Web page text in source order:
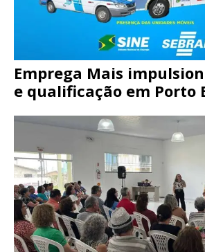
Emprega Mais
e qualificação em Porto